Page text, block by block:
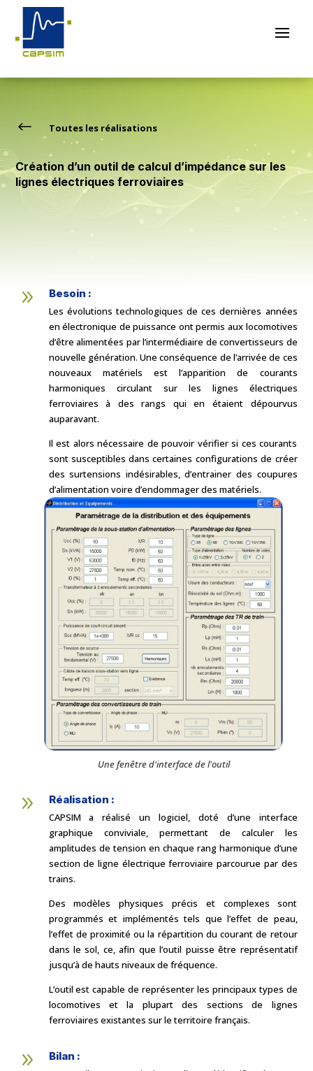
# Toutes les réalisations
Création d’un outil de calcul d’impédance sur les
lignes électriques ferroviaires
9 Besoin :
Les évolutions technologiques de ces dernières années
en électronique de puissance ont permis aux locomotives
d’être alimentées par l’intermédiaire de convertisseurs de
nouvelle génération. Une conséquence de l’arrivée de ces
nouveaux matériels est l’apparition de courants
harmoniques circulant sur les lignes électriques
ferroviaires à des rangs qui en étaient dépourvus
auparavant.
Il est alors nécessaire de pouvoir vérifier si ces courants
sont susceptibles dans certaines configurations de créer
des surtensions indésirables, d’entrainer des coupures
d’alimentation voire d’endommager des matériels.
Une fenêtre d'interface de l'outil
9 Réalisation :
CAPSIM a réalisé un logiciel, doté d’une interface
graphique conviviale, permettant de calculer les
amplitudes de tension en chaque rang harmonique d’une
section de ligne électrique ferroviaire parcourue par des
trains.
Des modèles physiques précis et complexes sont
programmés et implémentés tels que l’effet de peau,
l’effet de proximité ou la répartition du courant de retour
dans le sol, ce, afin que l’outil puisse être représentatif
jusqu’à de hauts niveaux de fréquence.
L’outil est capable de représenter les principaux types de
locomotives et la plupart des sections de lignes
ferroviaires existantes sur le territoire français.
9 Bilan :